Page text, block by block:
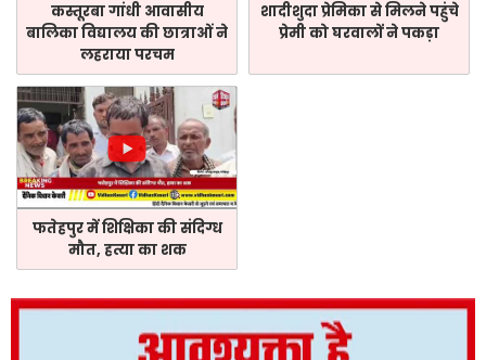
कस्तूरबा गांधी आवासीय
बालिका विद्यालय की छात्राओं ने
लहराया परचम
शादीशुदा प्रेमिका से मिलने पहुंचे
प्रेमी को घरवालों ने पकड़ा
फतेहपुर में शिक्षिका की संदिग्ध
मौत, हत्या का शक